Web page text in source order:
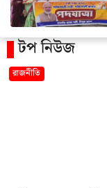
টপ নিউজ
রাজনীতি